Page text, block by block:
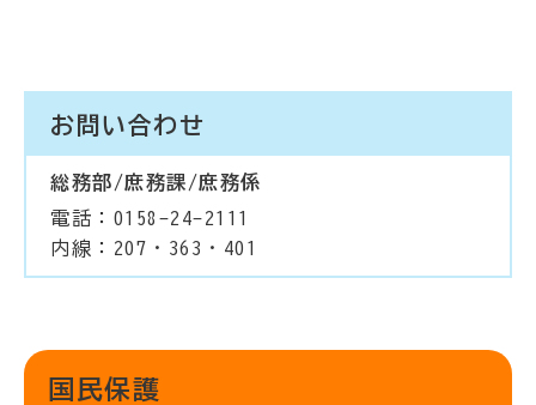
お問い合わせ
総務部/庶務課/庶務係
電話：0158-24-2111
内線：207・363・401
国民保護